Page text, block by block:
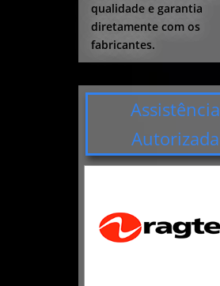
qualidade e garantia
diretamente com os
fabricantes.
Assistência
Autorizada